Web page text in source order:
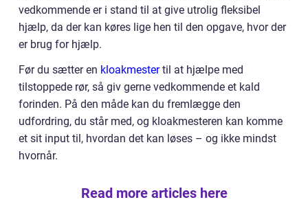
vedkommende er i stand til at give utrolig fleksibel
hjælp, da der kan køres lige hen til den opgave, hvor der
er brug for hjælp.
Før du sætter en kloakmestertil at hjælpe med
tilstoppede rør, så giv gerne vedkommende et kald
forinden. På den måde kan du fremlægge den
udfordring, du står med, og kloakmesteren kan komme
et sit input til, hvordan det kan løses – og ikke mindst
hvornår.
Read more articles here